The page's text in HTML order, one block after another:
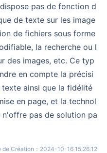
de texte sur les image
de fichiers sous forme
la recherche ou l
des images, etc. Ce typ
en compte la précisi
ainsi que la fidélité
en page, et la technol
pas de solution pa
de Création ： 2024-10-16 15:26:12